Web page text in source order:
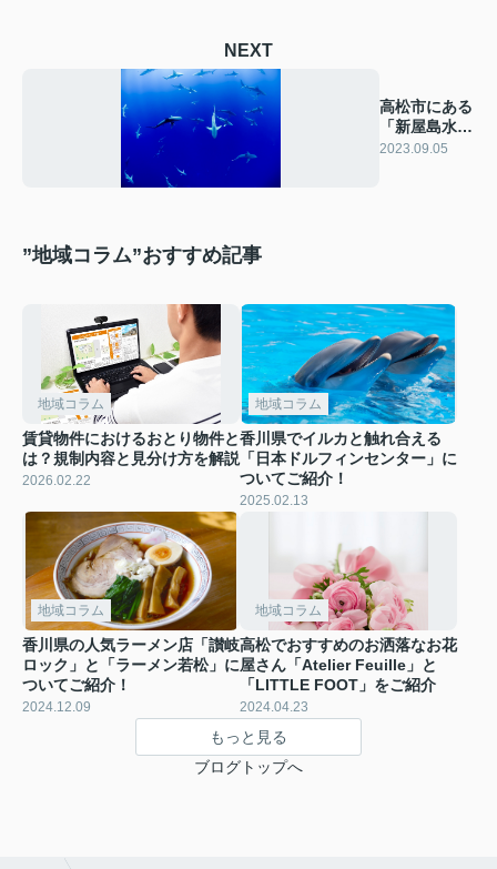
NEXT
高松市にある
「新屋島水族
館」をご紹
2023.09.05
”地域コラム”おすすめ記事
地域コラム
賃貸物件におけるおとり物件と
は？規制内容と見分け方を解説
2026.02.22
地域コラム
香川県でイルカと触れ合える
「日本ドルフィンセンター」に
ついてご紹介！
2025.02.13
地域コラム
香川県の人気ラーメン店「讃岐
ロック」と「ラーメン若松」に
ついてご紹介！
2024.12.09
地域コラム
高松でおすすめのお洒落なお花
屋さん「Atelier Feuille」と
「LITTLE FOOT」をご紹介
2024.04.23
もっと見る
ブログトップへ